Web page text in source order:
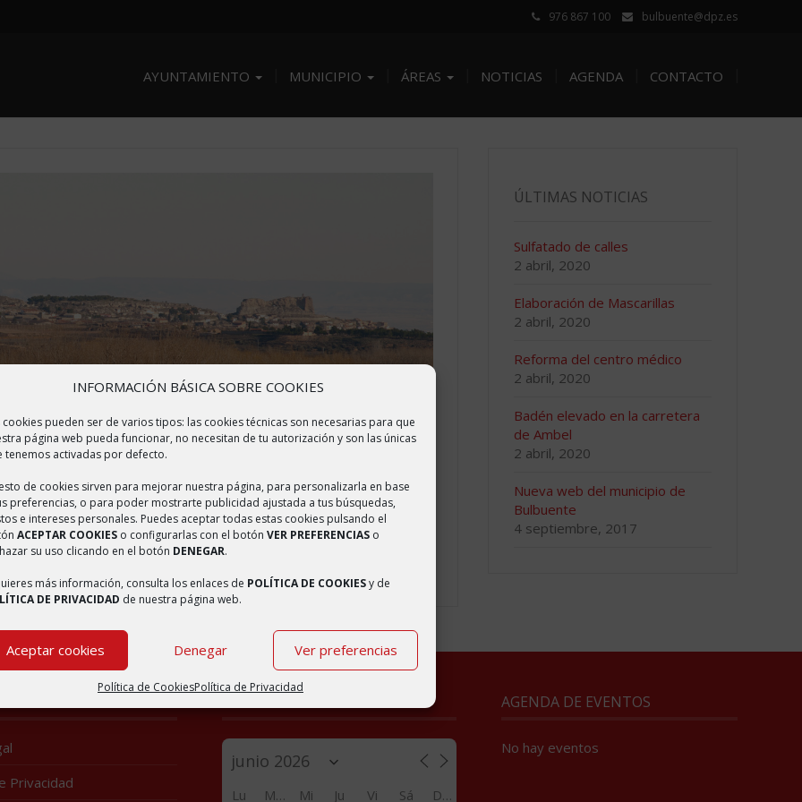
INFORMACIÓN BÁSICA SOBRE COOKIES
cookies pueden ser de varios tipos: las cookies técnicas son necesarias para que
página web pueda funcionar, no necesitan de tu autorización y son las únicas
tenemos activadas por defecto.
de cookies sirven para mejorar nuestra página, para personalizarla en base
preferencias, o para poder mostrarte publicidad ajustada a tus búsquedas,
e intereses personales. Puedes aceptar todas estas cookies pulsando el
ACEPTAR COOKIES o configurarlas con el botón VER PREFERENCIAS o
su uso clicando en el botón DENEGAR.
más información, consulta los enlaces de POLÍTICA DE COOKIESy de
DE PRIVACIDAD de nuestra página web.
Aceptar cookies Denegar Ver preferencias
Política de CookiesPolítica de Privacidad
976 867 100 bulbuente@dpz.es
AYUNTAMIENTO MUNICIPIO ÁREAS NOTICIAS AGENDA CONTACTO
DE BULBUENTE
al Moncayo en el kilómetro 69 de la carretera nacional N-122 entre
de la localidad de Ambel. Dentro de su término municipal se
ÚLTIMAS NOTICIAS
Sulfatado de calles
2 abril, 2020
Elaboración de Mascarillas
2 abril, 2020
Reforma del centro médico
2 abril, 2020
Badén elevado en la carretera
de Ambel
2 abril, 2020
Nueva web del municipio de
Bulbuente
4 septiembre, 2017
Privacidad
Lu Ma Mi Ju Vi Sá Do
AGENDA DE EVENTOS
No hay eventos